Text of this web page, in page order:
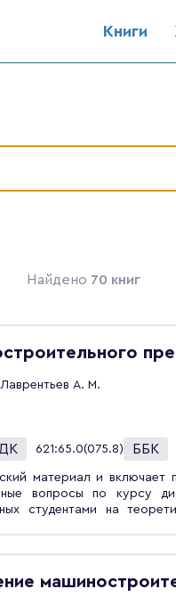
Книги
Найдено 70 книг
А. М.
621:65.0(075.8) ББК
материал и включает
вопросы по курсу
студентами на
технологическое
студентам,
«Управление